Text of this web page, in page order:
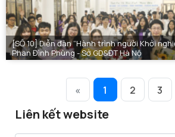
[SỐ 10] Diễn đàn “Hành trình người Khởi
Phan Đình Phùng - Sở GD&ĐT Hà Nộ
« 1 2 3
Liên kết website